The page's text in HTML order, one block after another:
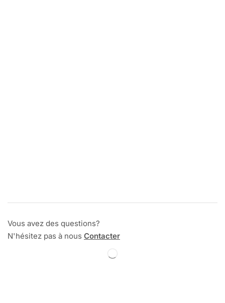
Vous avez des questions?
N'hésitez pas à nous Contacter